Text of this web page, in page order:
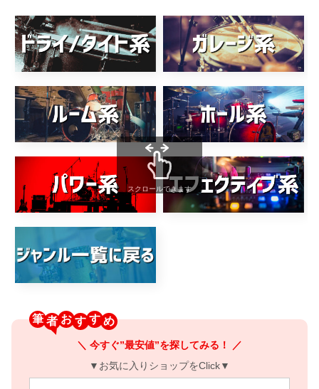
スクロールできます
筆 お す
＼ 今すぐ”最安値”を探してみる！ ／
▼お気に入りショップをClick▼